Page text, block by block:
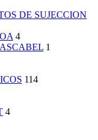
DE SUJECCION
4
1
114
4